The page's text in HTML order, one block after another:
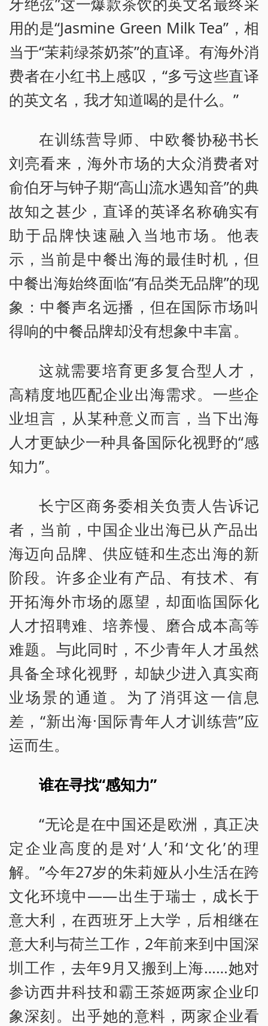
用的是“Jasmine Green Milk Tea”，相
当于“茉莉绿茶奶茶”的直译。有海外消
费者在小红书上感叹，“多亏这些直译
的英文名，我才知道喝的是什么。”
在训练营导师、中欧餐协秘书长
刘亮看来，海外市场的大众消费者对
俞伯牙与钟子期“高山流水遇知音”的典
故知之甚少，直译的英译名称确实有
助于品牌快速融入当地市场。他表
示，当前是中餐出海的最佳时机，但
中餐出海始终面临“有品类无品牌”的现
象：中餐声名远播，但在国际市场叫
得响的中餐品牌却没有想象中丰富。
这就需要培育更多复合型人才，
高精度地匹配企业出海需求。一些企
业坦言，从某种意义而言，当下出海
人才更缺少一种具备国际化视野的“感
知力”。
长宁区商务委相关负责人告诉记
者，当前，中国企业出海已从产品出
海迈向品牌、供应链和生态出海的新
阶段。许多企业有产品、有技术、有
开拓海外市场的愿望，却面临国际化
人才招聘难、培养慢、磨合成本高等
难题。与此同时，不少青年人才虽然
具备全球化视野，却缺少进入真实商
业场景的通道。为了消弭这一信息
差，“新出海·国际青年人才训练营”应
运而生。
谁在寻找“感知力”
“无论是在中国还是欧洲，真正决
定企业高度的是对‘人’和‘文化’的理
解。”今年27岁的朱莉娅从小生活在跨
文化环境中——出生于瑞士，成长于
意大利，在西班牙上大学，后相继在
意大利与荷兰工作，2年前来到中国深
圳工作，去年9月又搬到上海……她对
参访西井科技和霸王茶姬两家企业印
象深刻。出乎她的意料，两家企业看